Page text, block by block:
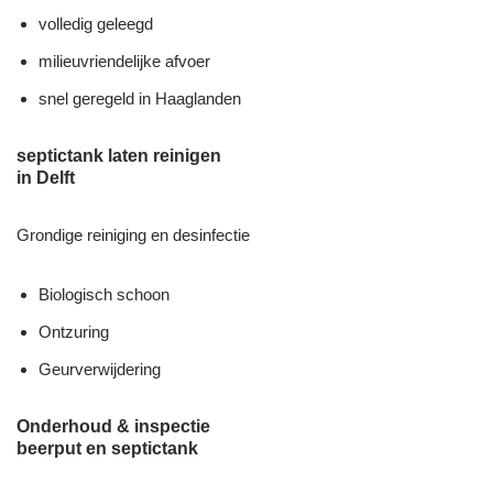
volledig geleegd
milieuvriendelijke afvoer
snel geregeld in Haaglanden
septictank laten reinigen
in Delft
Grondige reiniging en desinfectie
Biologisch schoon
Ontzuring
Geurverwijdering
Onderhoud & inspectie
beerput en septictank